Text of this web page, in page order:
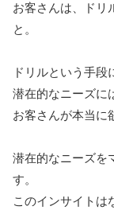
お客さんは、ドリ
と。
ドリルという手
潜在的なニーズに
お客さんが本当に
潜在的なニーズを
す。
このインサイトは